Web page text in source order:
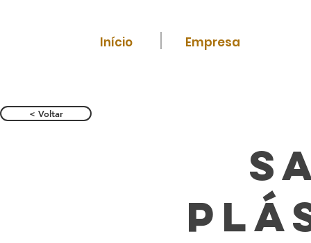
Início Empresa
< Voltar